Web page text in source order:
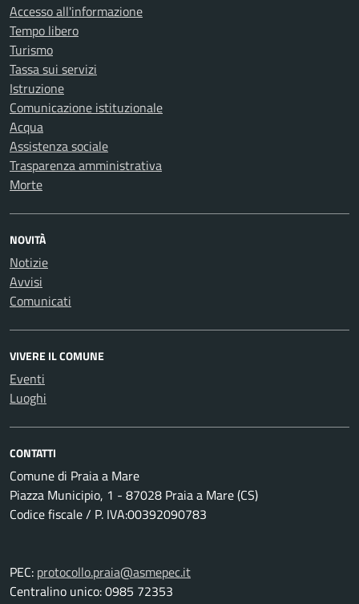
Accesso all'informazione
Tempo libero
Turismo
Tassa sui servizi
Istruzione
Comunicazione istituzionale
Acqua
Assistenza sociale
Trasparenza amministrativa
Morte
NOVITÀ
Notizie
Avvisi
Comunicati
VIVERE IL COMUNE
Eventi
Luoghi
CONTATTI
Comune di Praia a Mare
Piazza Municipio, 1 - 87028 Praia a Mare (CS)
Codice fiscale / P. IVA:00392090783
PEC: protocollo.praia@asmepec.it
Centralino unico: 0985 72353